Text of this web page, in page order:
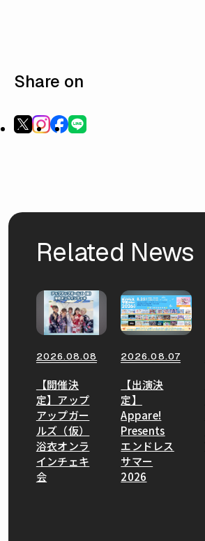
Share on
Related News
2026.08.08
【開催決
定】アップ
アップガー
ルズ（仮）
浴衣オンラ
インチェキ
会
2026.08.07
【出演決
定】
Appare!
Presents
エンドレス
サマー
2026